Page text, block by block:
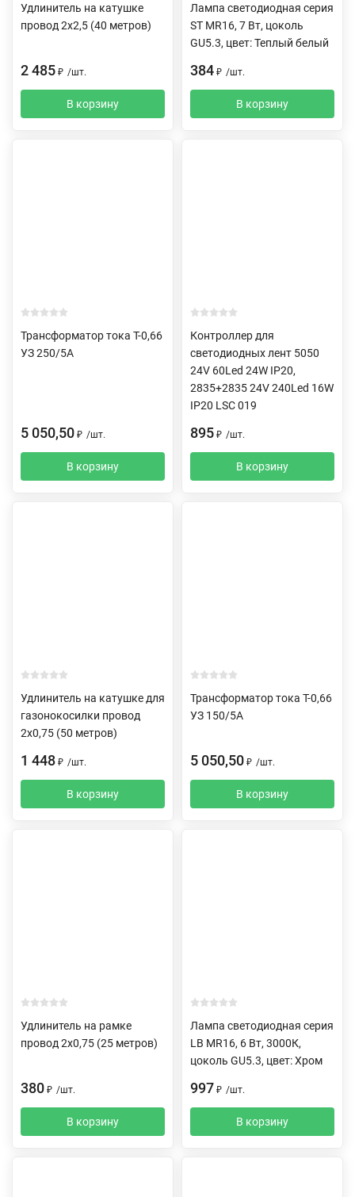
Удлинитель на катушке
провод 2х2,5 (40 метров)
2 485 ₽ /шт.
В корзину
Лампа светодиодная серия
ST MR16, 7 Вт, цоколь
GU5.3, цвет: Теплый белый
384 ₽ /шт.
В корзину
Трансформатор тока Т-0,66
УЗ 250/5А
5 050,50 ₽ /шт.
В корзину
Контроллер для
светодиодных лент 5050
24V 60Led 24W IP20,
2835+2835 24V 240Led 16W
IP20 LSC 019
895 ₽ /шт.
В корзину
Удлинитель на катушке для
газонокосилки провод
2х0,75 (50 метров)
1 448 ₽ /шт.
В корзину
Трансформатор тока Т-0,66
УЗ 150/5А
5 050,50 ₽ /шт.
В корзину
Удлинитель на рамке
провод 2х0,75 (25 метров)
380 ₽ /шт.
В корзину
Лампа светодиодная серия
LB MR16, 6 Вт, 3000К,
цоколь GU5.3, цвет: Хром
997 ₽ /шт.
В корзину